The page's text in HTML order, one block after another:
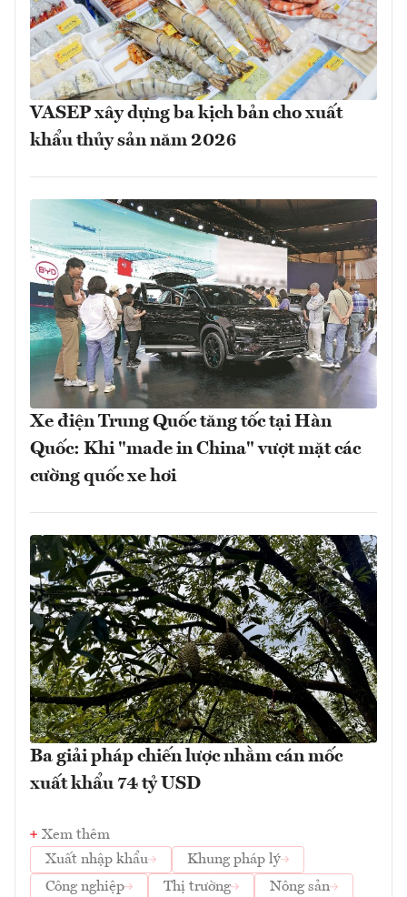
VASEP xây dựng ba kịch bản cho xuất
khẩu thủy sản năm 2026
Xe điện Trung Quốc tăng tốc tại Hàn
Quốc: Khi "made in China" vượt mặt các
cường quốc xe hơi
Ba giải pháp chiến lược nhằm cán mốc
xuất khẩu 74 tỷ USD
Xem thêm
Xuất nhập khẩu
Khung pháp lý
Công nghiệp
Thị trường Nông sản